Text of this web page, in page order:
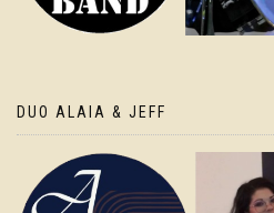
DUO ALAIA & JEFF